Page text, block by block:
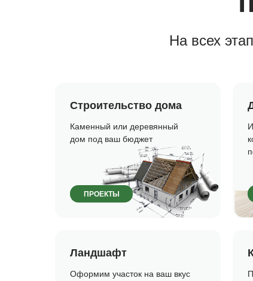
Строительство дома
Каменный или деревянный
дом под ваш бюджет
На всех
Оформим участок на ваш вкус
Ландшафт
ПРОЕКТЫ